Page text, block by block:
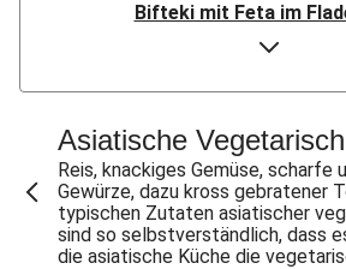
Bifteki mit Feta im
Doppelt Putenbrust aus
Bio-Hähnchen in Paprika-
Speckknödel auf warmem
Crispy Chicken & Pommes aus
Doppelt Chicken & Pommes
Bio-Rindersteak in dunkler
Asiatische
Reis, knackiges Gemüse, scharfe
Gewürze, dazu kross gebratener
typischen Zutaten asiatischer
sind so selbstverständlich, dass
die asiatische Küche die